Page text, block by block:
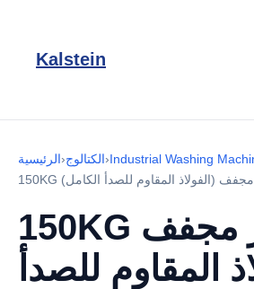
Kalstein
الرئيسية›الكتالوج›Industrial Washing
150KG تعثر مجفف
المقاوم للصدأ